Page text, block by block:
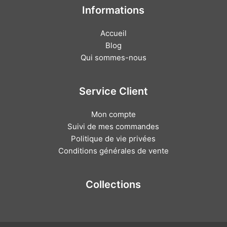
Informations
Accueil
Blog
Qui sommes-nous
Service Client
Mon compte
Suivi de mes commandes
Politique de vie privées
Conditions générales de vente
Collections